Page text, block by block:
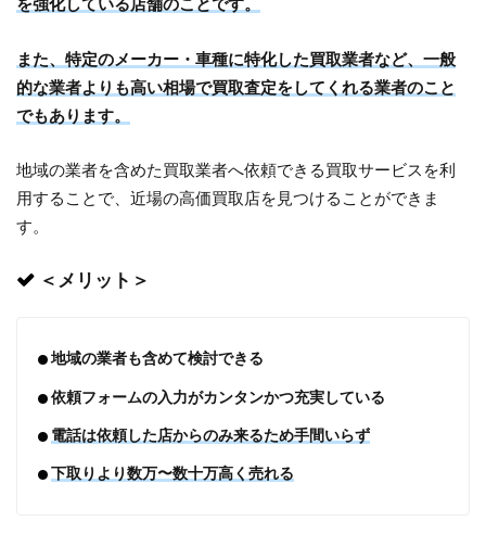
を強化している店舗のことです。
また、特定のメーカー・車種に特化した買取業者など、一般
的な業者よりも高い相場で買取査定をしてくれる業者のこと
でもあります。
地域の業者を含めた買取業者へ依頼できる買取サービスを利
用することで、近場の高価買取店を見つけることができま
す。
＜メリット＞
地域の業者も含めて検討できる
依頼フォームの入力がカンタンかつ充実している
電話は依頼した店からのみ来るため手間いらず
下取りより数万〜数十万高く売れる